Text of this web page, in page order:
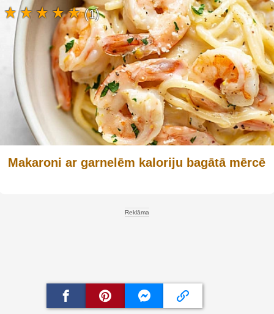
Makaroni ar garnelēm kaloriju bagātā mērcē
(1)
Reklāma